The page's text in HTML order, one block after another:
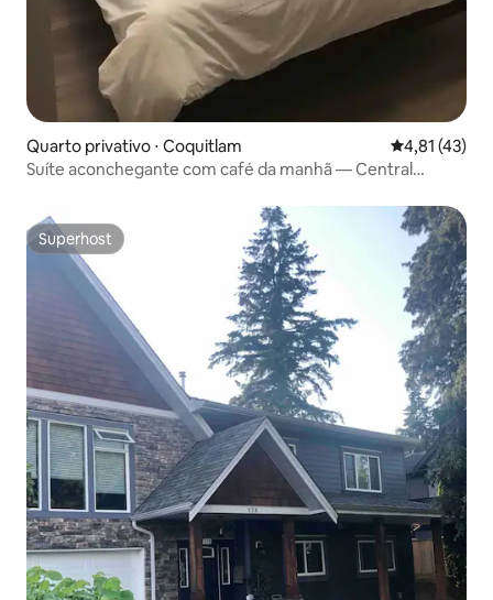
Quarto privativo ⋅ Coquitlam 4,81 de uma
4,81 (43)
Suíte aconchegante com café da manhã — Central
Superhost
Superhost